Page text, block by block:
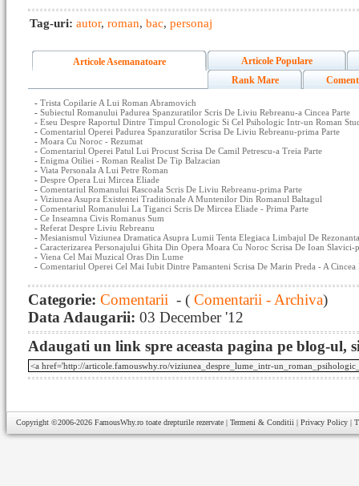
Tag-uri: autor, roman, bac, personaj
Articole Asemanatoare
Articole Populare
Rank Mare
- Trista Copilarie A Lui Roman Abramovich
- Subiectul Romanului Padurea Spanzuratilor Scris De Liviu Rebreanu-a Cincea Parte
- Eseu Despre Raportul Dintre Timpul Cronologic Si Cel Psihologic Intr-un Roman
- Comentariul Operei Padurea Spanzuratilor Scrisa De Liviu Rebreanu-prima Parte
- Moara Cu Noroc - Rezumat
- Comentariul Operei Patul Lui Procust Scrisa De Camil Petrescu-a Treia Parte
- Enigma Otiliei - Roman Realist De Tip Balzacian
- Viata Personala A Lui Petre Roman
- Despre Opera Lui Mircea Eliade
- Comentariul Romanului Rascoala Scris De Liviu Rebreanu-prima Parte
- Viziunea Asupra Existentei Traditionale A Muntenilor Din Romanul Baltagul
- Comentariul Romanului La Tiganci Scris De Mircea Eliade - Prima Parte
- Ce Inseamna Civis Romanus Sum
- Referat Despre Liviu Rebreanu
- Mesianismul Viziunea Dramatica Asupra Lumii Tenta Elegiaca Limbajul De
- Caracterizarea Personajului Ghita Din Opera Moara Cu Noroc Scrisa De Ioan Slavici-
- Viena Cel Mai Muzical Oras Din Lume
- Comentariul Operei Cel Mai Iubit Dintre Pamanteni Scrisa De Marin Preda - A Cincea
Categorie: Comentarii - ( Comentarii - Archiva)
Data Adaugarii: 03 December '12
Adaugati un link spre aceasta pagina pe blog-ul,
Copyright ©2006-2026 FamousWhy.ro toate drepturile rezervate | Termeni & Conditii | Privacy Policy |